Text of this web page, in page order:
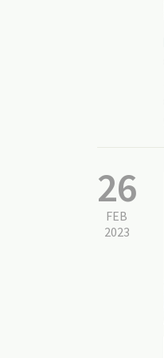
26
FEB
2023